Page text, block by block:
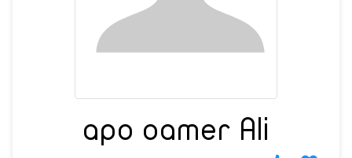
apo oamer Ali